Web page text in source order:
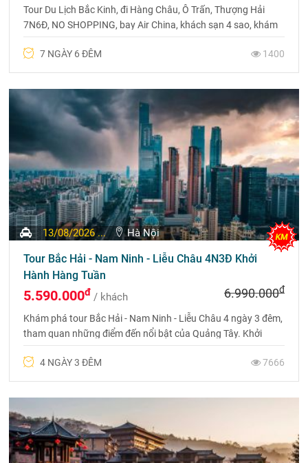
Tour Du Lịch Bắc Kinh, đi Hàng Châu, Ô Trấn, Thượng Hải
7N6Đ, NO SHOPPING, bay Air China, khách sạn 4 sao, khám
7 NGÀY 6 ĐÊM
1400
13/08/2026 ... Hà Nội
Tour Bắc Hải - Nam Ninh - Liễu Châu 4N3Đ Khởi
Hành Hàng Tuần
5.590.000đ / khách 6.990.000đ
Khám phá tour Bắc Hải - Nam Ninh - Liễu Châu 4 ngày 3 đêm,
tham quan những điểm đến nổi bật của Quảng Tây. Khởi
5984 NGÀY 3 ĐÊM 7666